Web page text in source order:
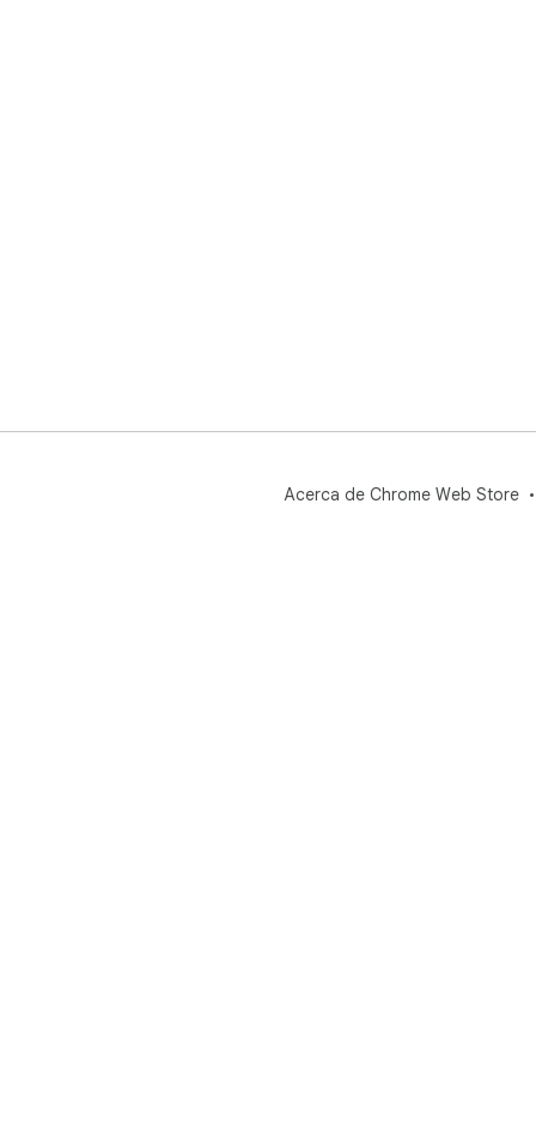
Acerca de Chrome Web Store